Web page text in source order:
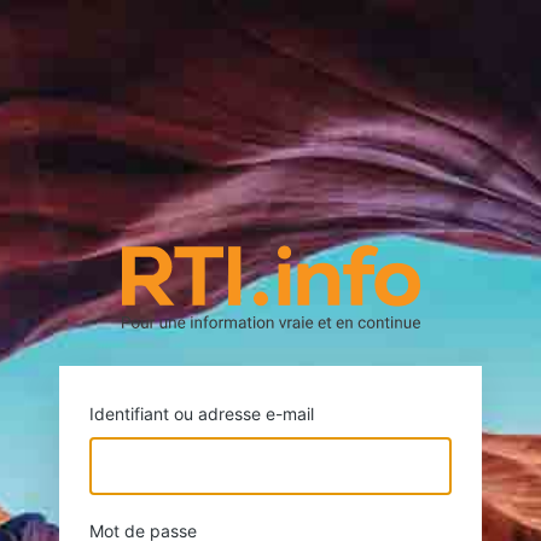
https://
Identifiant ou adresse e-mail
Mot de passe